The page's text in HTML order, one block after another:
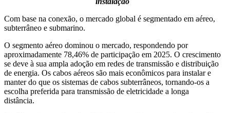
Com base na conexão, o mercado global é segmentado em aéreo,
subterrâneo e submarino.
O segmento aéreo dominou o mercado, respondendo por
aproximadamente 78,46% de participação em 2025. O crescimento
se deve à sua ampla adoção em redes de transmissão e distribuição
de energia. Os cabos aéreos são mais econômicos para instalar e
manter do que os sistemas de cabos subterrâneos, tornando-os a
escolha preferida para transmissão de eletricidade a longa
distância.